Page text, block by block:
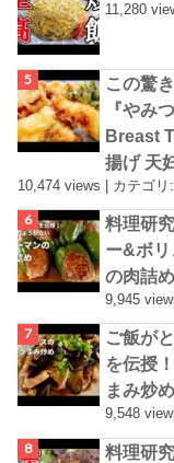
11,280
この驚
『やみ
Breast
10,474 views | カテゴ
料理研
ー&ボ
の肉詰
9,945
ご飯が
を伝授
まみ炒め
9,548
料理研